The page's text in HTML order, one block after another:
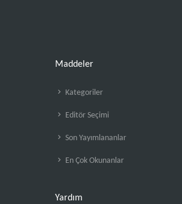
Maddeler
Kategoriler
Editör Seçimi
Son Yayımlananlar
En Çok Okunanlar
Yardım